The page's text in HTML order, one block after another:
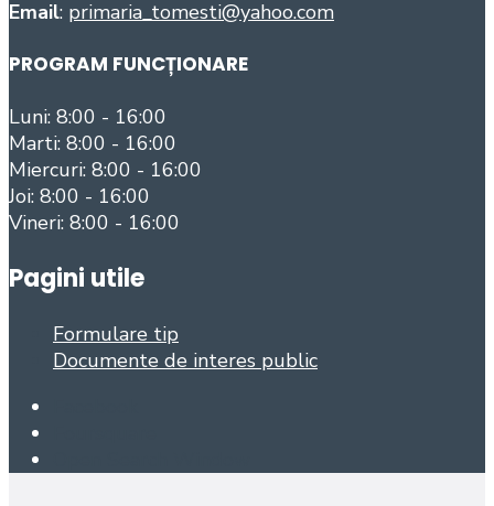
Email: primaria_tomesti@yahoo.com
PROGRAM FUNCȚIONARE
Luni: 8:00 - 16:00
Marti: 8:00 - 16:00
Miercuri: 8:00 - 16:00
Joi: 8:00 - 16:00
Vineri: 8:00 - 16:00
Pagini utile
Formulare tip
Documente de interes public